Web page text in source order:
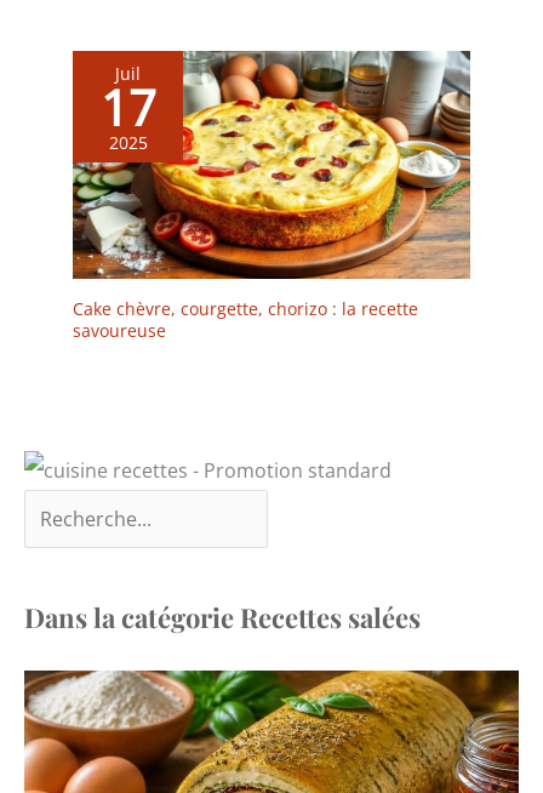
amateurs de nourriture :
un excellent choix de
cadeau, cet ensemble est
un cadeau attentionné
pour une pendaison de
crémaillère, un mariage
ou un anniversaire. Sa
beauté et sa praticité en
font un ajout précieux à
de satisfaction】Pour
marque vancasso a pour
objectif de s’assurer que
de notre service
Juil
17
2025
Cake chèvre, courgette, chorizo : la recette
savoureuse
Dans la catégorie Recettes salées